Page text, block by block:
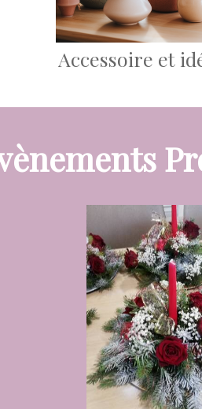
Accessoire et